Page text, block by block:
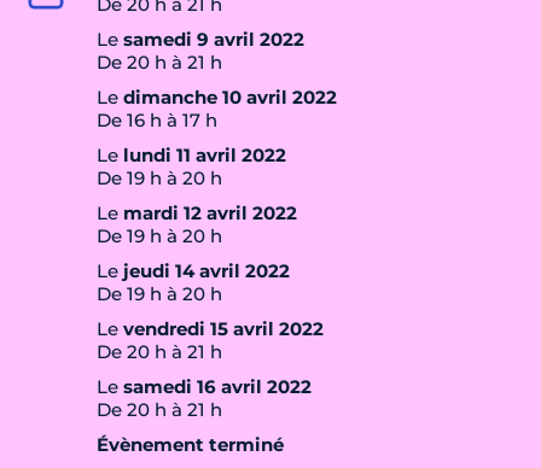
Le samedi 9 avril 2022
De 20 h à 21 h
Le dimanche 10 avril 2022
De 16 h à 17 h
Le lundi 11 avril 2022
De 19 h à 20 h
Le mardi 12 avril 2022
De 19 h à 20 h
Le jeudi 14 avril 2022
De 19 h à 20 h
Le vendredi 15 avril 2022
De 20 h à 21 h
Le samedi 16 avril 2022
De 20 h à 21 h
Évènement terminé